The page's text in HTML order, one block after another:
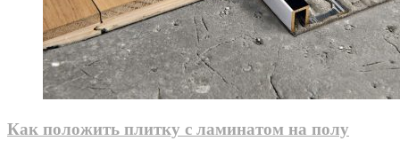
Как положить плитку с ламинатом на полу